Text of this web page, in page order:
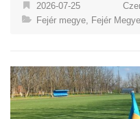
2026-07-25
Fejér megye, Fejér Megye